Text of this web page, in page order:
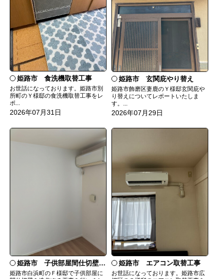
姫路市 食洗機取替工事
お世話になっております。姫路市別
所町のＹ様邸の食洗機取替工事をレ
ポ...
2026年07月31日
姫路市 玄関庇やり替え
姫路市飾磨区妻鹿のＹ様邸玄関庇や
り替えについてレポートいたしま
す。...
2026年07月29日
姫路市 子供部屋間仕切壁造作
姫路市白浜町のＦ様邸で子供部屋に
姫路市 エアコン取替工事
お世話になっております。姫路市広